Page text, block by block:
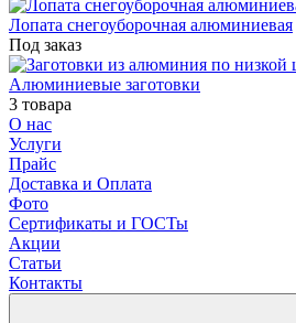
Лопата снегоуборочная алюминиевая
Под заказ
Алюминиевые заготовки
3 товара
О нас
Услуги
Прайс
Доставка и Оплата
Фото
Сертификаты и ГОСТы
Акции
Статьи
Контакты